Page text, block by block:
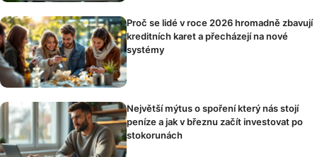
Proč se lidé v roce 2026 hromadně zbavují
kreditních karet a přecházejí na nové
systémy
Největší mýtus o spoření který nás stojí
peníze a jak v březnu začít investovat po
stokorunách